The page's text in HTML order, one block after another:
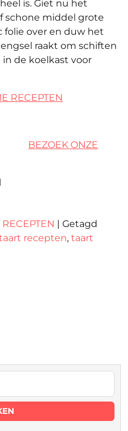
is. Giet nu het
schone middel grote
folie over en duw het
raakt om schiften
de koelkast voor
RECEPTEN
BEZOEK ONZE
| Getagd
recepten, taart